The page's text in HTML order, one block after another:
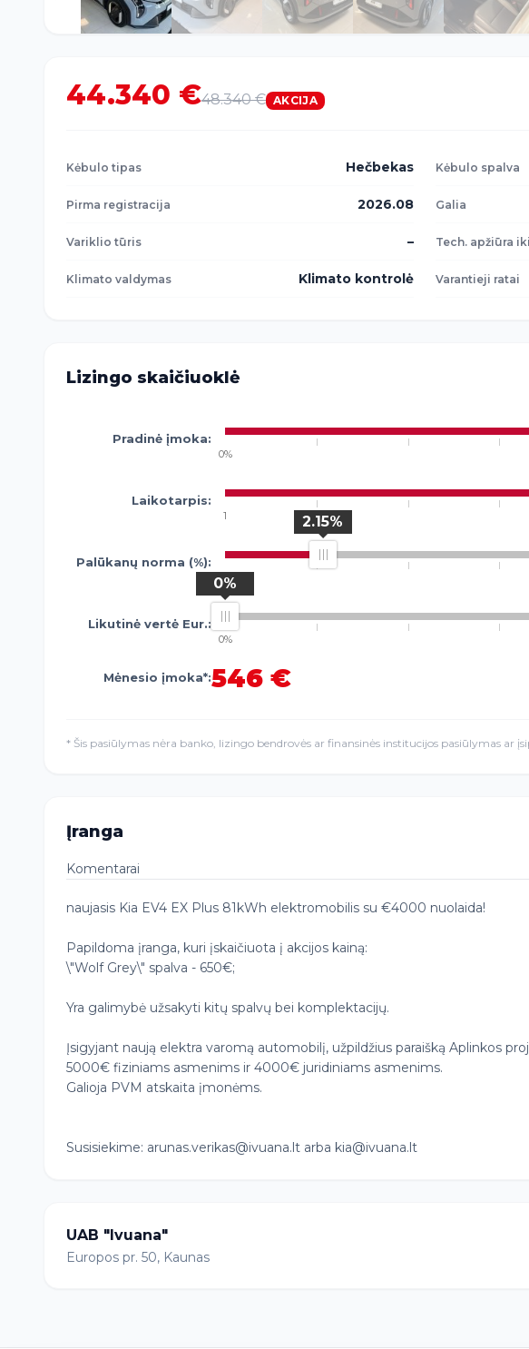
44.340 €48.340 € AKCIJA
Kėbulo tipas Hečbekas Kėbulo spalva
Pirma registracija 2026.08 Galia
Variklio tūris – Tech. apžiūra iki
Klimato valdymas Klimato kontrolė Varantieji ratai
Lizingo skaičiuoklė
Pradinė įmoka:
0%
Laikotarpis:
1
Palūkanų norma (%):
2.15%
1.45%
Likutinė vertė Eur.:
0%
0%
Mėnesio įmoka*:546 €
* Šis pasiūlymas nėra banko, lizingo bendrovės ar finansinės institucijos pasiūlymas
Įranga
Komentarai
naujasis Kia EV4 EX Plus 81kWh elektromobilis su €4000 nuolaida!
Papildoma įranga, kuri įskaičiuota į akcijos kainą:
\"Wolf Grey\" spalva - 650€;
Yra galimybė užsakyti kitų spalvų bei komplektacijų.
Įsigyjant naują elektra varomą automobilį, užpildžius paraišką Aplinkos
5000€ fiziniams asmenims ir 4000€ juridiniams asmenims.
Galioja PVM atskaita įmonėms.
Susisiekime: arunas.verikas@ivuana.lt arba kia@ivuana.lt
UAB "Ivuana"
Europos pr. 50, Kaunas